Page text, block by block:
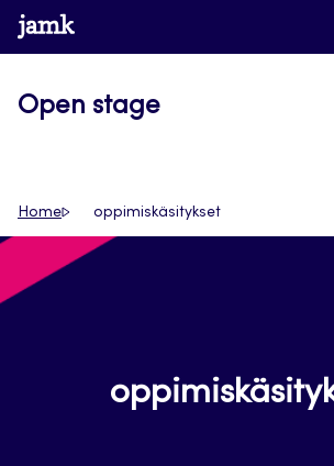
Siirry
suoraan
www.jamk.fi
Open stage
Home oppimiskäsitykset